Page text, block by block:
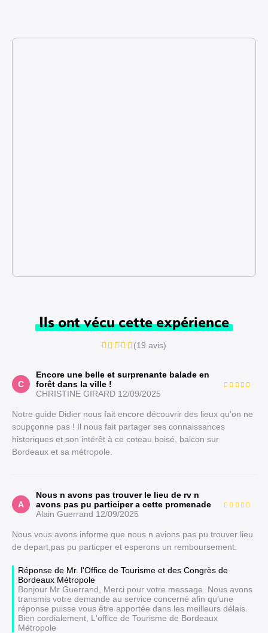
Ils ont vécu cette expérience
(19 avis)
C
Encore une belle et surprenante balade en
forêt dans la ville !
CHRISTINE GIRARD 12/09/2025
Notre guide Didier nous fait encore découvrir des lieux qu'on ne
soupçonne pas ! Il nous fait partager ses connaissances
historiques et son intérêt à ce coteau boisé, balcon sur
Bordeaux et sa métropole.
A
Nous n avons pas trouver le lieu de rv n
avons pas pu participer a cette promenade
Alain Guerrand 12/09/2025
Nous vous avons informe que nous n avions pas pu trouver lieu
de depart,pas pu particper et esperons un remboursement.
Réponse de Mr. l'Office de Tourisme et des Congrès de
Bordeaux Métropole
Bonjour Mr Guerrand, Merci pour votre message. Nous avons
transmis votre demande au service concerné afin qu’une
réponse puisse vous être apportée dans les meilleurs délais.
Bien cordialement, L'office de Tourisme de Bordeaux
Métropole